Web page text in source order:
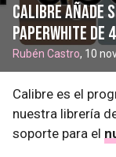
Calibre añade
Paperwhite de
Rubén Castro, 10
Calibre es el
nuestra librería
soporte para el